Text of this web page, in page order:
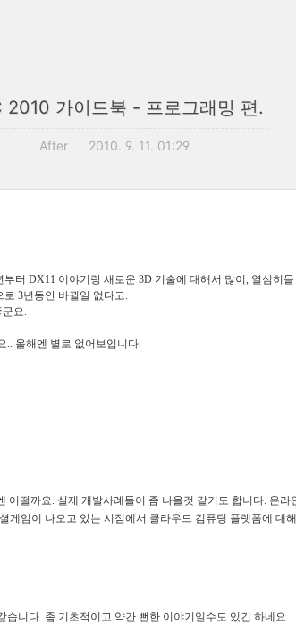
2010 가이드북 - 프로그래밍 편.
After 2010. 9. 11. 01:29
터 DX11 이야기랑 새로운 3D 기술에 대해서 많이, 열심히
3년동안 바뀔일 없다고.
요.
.. 올해엔 별로 없어보입니다.
어떨까요. 실제 개발사례들이 좀 나올것 같기도 합니다. 온
게임이 나오고 있는 시점에서 클라우드 컴퓨팅 플랫폼에 대
니다. 좀 기초적이고 약간 뻔한 이야기일수도 있긴 하네요.